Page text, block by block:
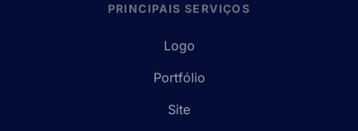
PRINCIPAIS SERVIÇOS
Logo
Portfólio
Site